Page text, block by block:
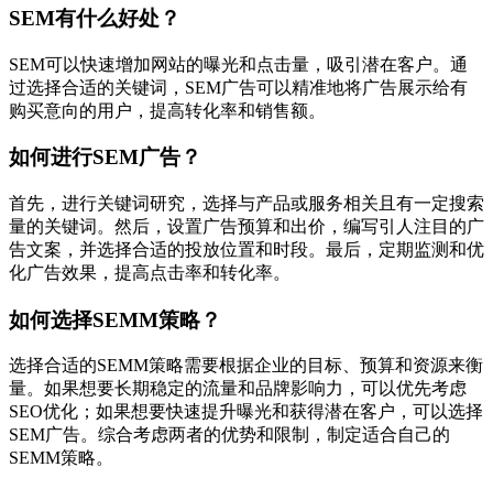
SEM有什么好处？
SEM可以快速增加网站的曝光和点击量，吸引潜在客户。通
过选择合适的关键词，SEM广告可以精准地将广告展示给有
购买意向的用户，提高转化率和销售额。
如何进行SEM广告？
首先，进行关键词研究，选择与产品或服务相关且有一定搜索
量的关键词。然后，设置广告预算和出价，编写引人注目的广
告文案，并选择合适的投放位置和时段。最后，定期监测和优
化广告效果，提高点击率和转化率。
如何选择SEMM策略？
选择合适的SEMM策略需要根据企业的目标、预算和资源来衡
量。如果想要长期稳定的流量和品牌影响力，可以优先考虑
SEO优化；如果想要快速提升曝光和获得潜在客户，可以选择
SEM广告。综合考虑两者的优势和限制，制定适合自己的
SEMM策略。